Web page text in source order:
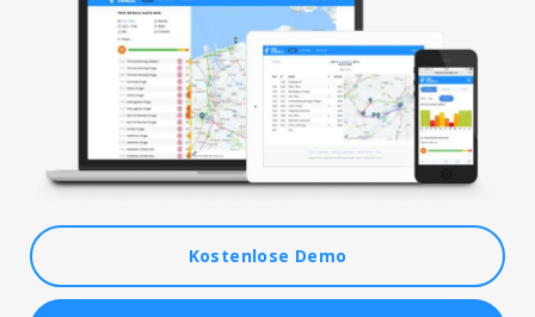
Kostenlose Demo